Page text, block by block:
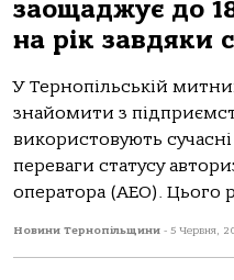
заощаджує до
на рік завдяки
У Тернопільській
знайомити з
використовують
переваги статусу
оператора (АЕО). Цього
Новини Тернопільщини - 5 Червня,